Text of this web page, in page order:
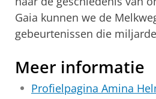
Gaia kunnen we de
gebeurtenissen die
Meer informatie
Profielpagina Amina